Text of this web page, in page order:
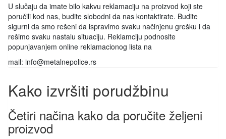
U slučaju da imate bilo kakvu reklamaciju na proizvod koji ste
poručili kod nas, budite slobodni da nas kontaktirate. Budite
sigurni da smo rešeni da ispravimo svaku načinjenu grešku i da
rešimo svaku nastalu situaciju. Reklamciju podnosite
popunjavanjem online reklamacionog lista na
mail: info@metalnepolice.rs
Kako izvršiti porudžbinu
Četiri načina kako da poručite željeni
proizvod